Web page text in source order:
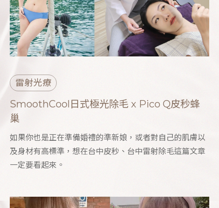
雷射光療
SmoothCool日式極光除毛 x Pico Q皮秒蜂
巢
如果你也是正在準備婚禮的準新娘，或者對自己的肌膚以
及身材有高標準，想在台中皮秒、台中雷射除毛這篇文章
一定要看起來。